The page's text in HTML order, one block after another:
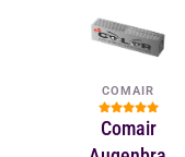
COMAIR
Comair